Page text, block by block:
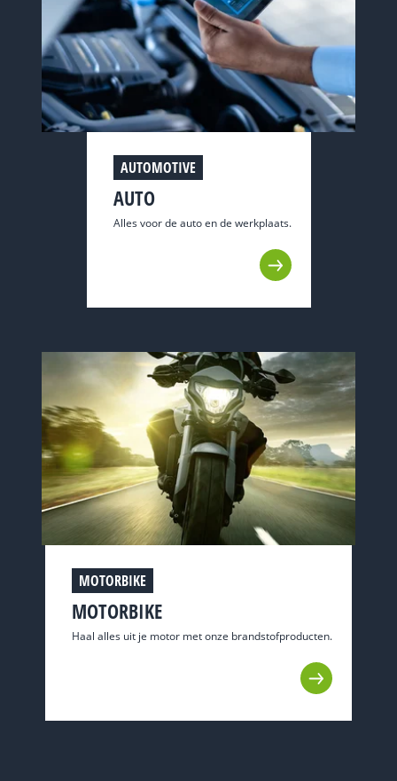
AUTOMOTIVE
AUTO
Alles voor de auto en de werkplaats.
MOTORBIKE
MOTORBIKE
Haal alles uit je motor met onze brandstofproducten.